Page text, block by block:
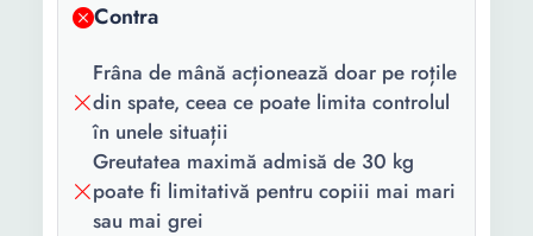
Contra
Frâna de mână acționează doar pe roțile
din spate, ceea ce poate limita controlul
în unele situații
Greutatea maximă admisă de 30 kg
poate fi limitativă pentru copiii mai mari
sau mai grei